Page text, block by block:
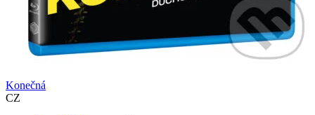
Konečná
CZ